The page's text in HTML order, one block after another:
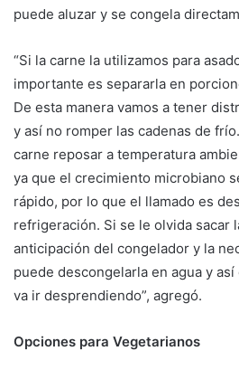
puede aluzar y se congela
“Si la carne la utilizamos para
importante es separarla en
De esta manera vamos a tener
y así no romper las cadenas de
carne reposar a temperatura
ya que el crecimiento microbiano
rápido, por lo que el llamado es
refrigeración. Si se le olvida sacar
anticipación del congelador y la
puede descongelarla en agua y
va ir desprendiendo”, agregó.
Opciones para Vegetarianos